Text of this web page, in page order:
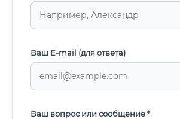
Ваш E-mail (для ответа)
Ваш вопрос или сообщение *